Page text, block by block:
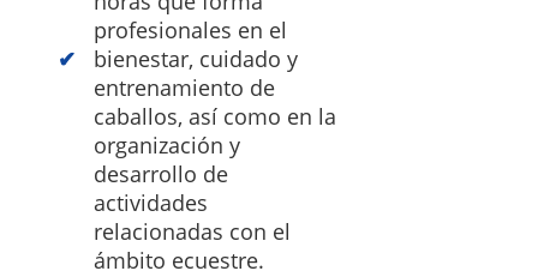
profesionales en el
bienestar, cuidado y
entrenamiento de
caballos, así como en la
organización y
desarrollo de
actividades
relacionadas con el
ámbito ecuestre.